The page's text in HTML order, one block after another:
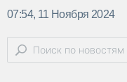
07:54, 11 Ноября 2024